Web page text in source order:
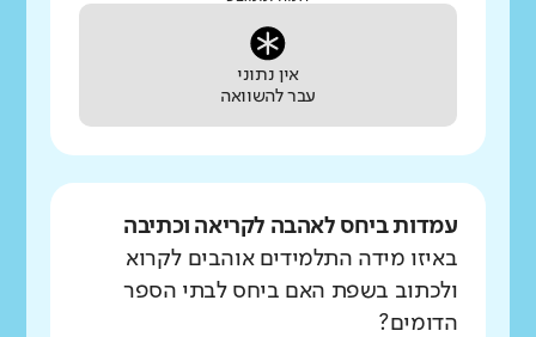
אין נתוני
עבר להשוואה
עמדות ביחס לאהבה לקריאה וכתיבה
באיזו מידה התלמידים אוהבים לקרוא
ולכתוב בשפת האם ביחס לבתי הספר
הדומים?